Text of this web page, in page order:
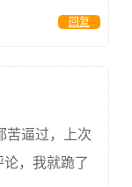
回复
苦逼过，上次
，我就跪了